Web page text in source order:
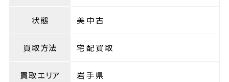
状態 美中古
買取方法 宅配買取
買取エリア 岩手県